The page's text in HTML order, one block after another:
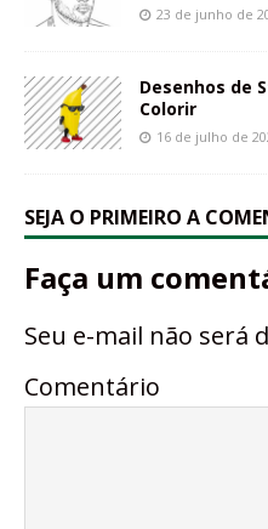
23 de junho de
Desenhos de
Colorir
16 de julho de
SEJA O PRIMEIRO A
Faça um
Seu e-mail não será
Comentário